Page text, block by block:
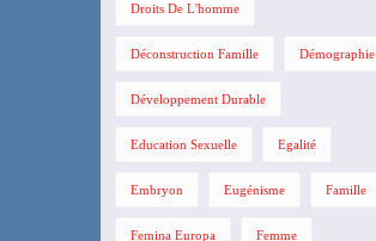
Droits De L'homme
Déconstruction Famille Démographie
Développement Durable
Education Sexuelle Egalité
Embryon Eugénisme Famille
Femina Europa Femme